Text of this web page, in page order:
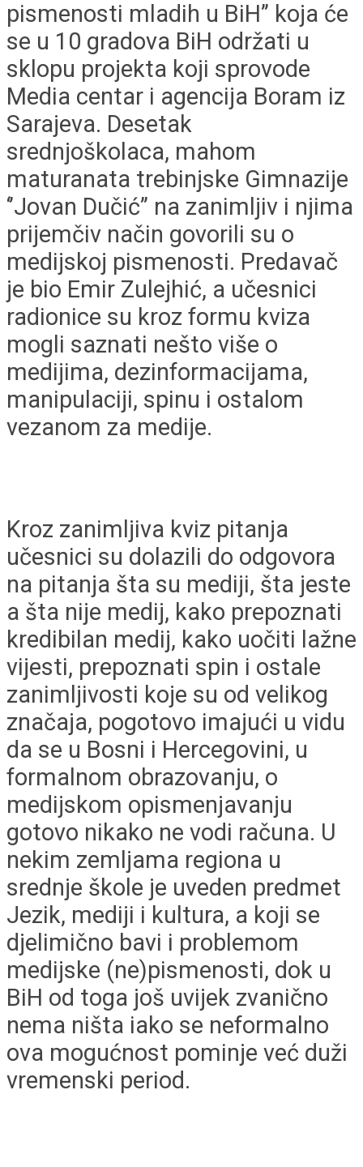
pismenosti mladih u BiH’’ koja će
se u 10 gradova BiH održati u
sklopu projekta koji sprovode
Media centar i agencija Boram iz
Sarajeva. Desetak
srednjoškolaca, mahom
maturanata trebinjske Gimnazije
‘’Jovan Dučić’’ na zanimljiv i njima
prijemčiv način govorili su o
medijskoj pismenosti. Predavač
je bio Emir Zulejhić, a učesnici
radionice su kroz formu kviza
mogli saznati nešto više o
medijima, dezinformacijama,
manipulaciji, spinu i ostalom
vezanom za medije.
Kroz zanimljiva kviz pitanja
učesnici su dolazili do odgovora
na pitanja šta su mediji, šta jeste
a šta nije medij, kako prepoznati
kredibilan medij, kako uočiti lažne
vijesti, prepoznati spin i ostale
zanimljivosti koje su od velikog
značaja, pogotovo imajući u vidu
da se u Bosni i Hercegovini, u
formalnom obrazovanju, o
medijskom opismenjavanju
gotovo nikako ne vodi računa. U
nekim zemljama regiona u
srednje škole je uveden predmet
Jezik, mediji i kultura, a koji se
djelimično bavi i problemom
medijske (ne)pismenosti, dok u
BiH od toga još uvijek zvanično
nema ništa iako se neformalno
ova mogućnost pominje već duži
vremenski period.